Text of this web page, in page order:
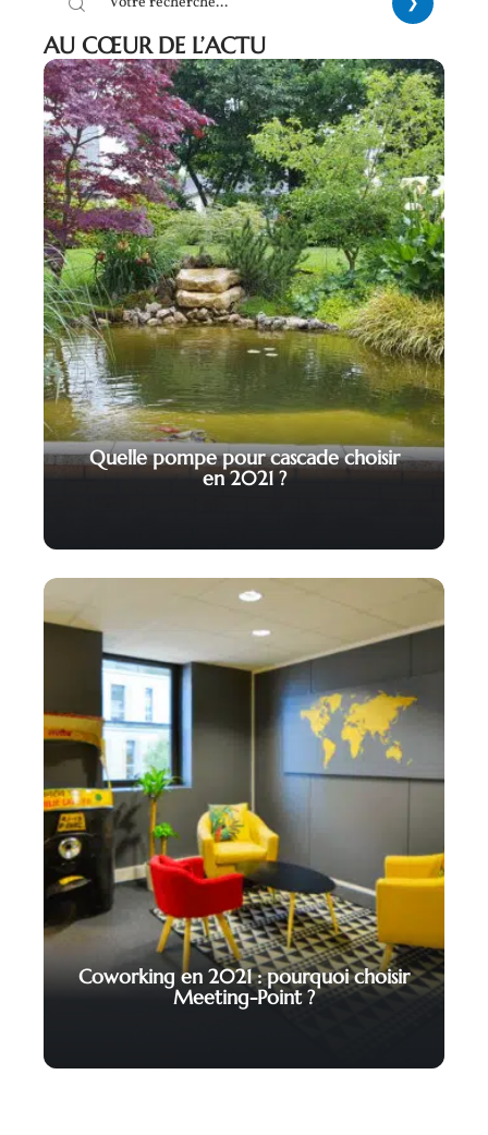
AU CŒUR DE L’ACTU
Quelle pompe pour cascade choisir
en 2021 ?
Coworking en 2021 : pourquoi choisir
Meeting-Point ?